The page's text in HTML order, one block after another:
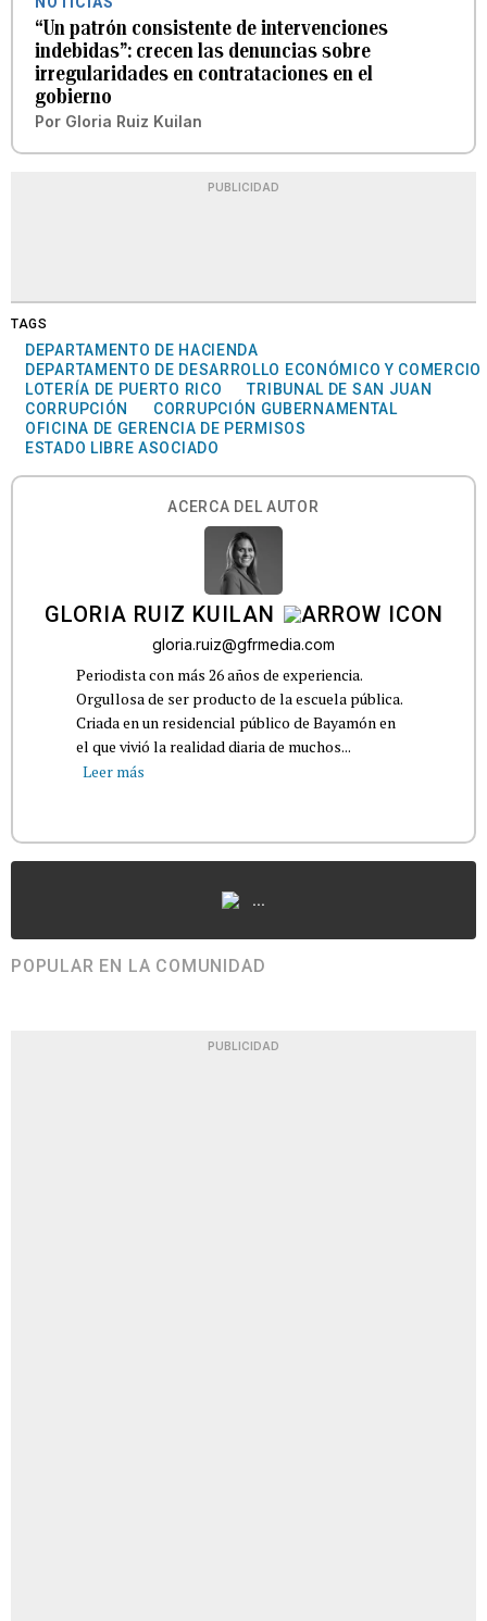
“Un patrón consistente de intervenciones
indebidas”: crecen las denuncias sobre
irregularidades en contrataciones en el
gobierno
Por Gloria Ruiz Kuilan
PUBLICIDAD
TAGS
DEPARTAMENTO DE HACIENDA
DEPARTAMENTO DE DESARROLLO ECONÓMICO Y COMERCIO
LOTERÍA DE PUERTO RICO
TRIBUNAL DE SAN JUAN
CORRUPCIÓN
CORRUPCIÓN GUBERNAMENTAL
OFICINA DE GERENCIA DE PERMISOS
ESTADO LIBRE ASOCIADO
ACERCA DEL AUTOR
GLORIA RUIZ KUILAN
gloria.ruiz@gfrmedia.com
Periodista con más 26 años de experiencia.
Orgullosa de ser producto de la escuela pública.
Criada en un residencial público de Bayamón en
el que vivió la realidad diaria de muchos...
Leer más
...
POPULAR EN LA COMUNIDAD
PUBLICIDAD